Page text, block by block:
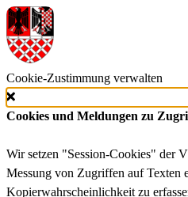
Cookie-Zustimmung verwalten
Cookies und Meldungen zu
Wir setzen "Session-Cookies" der
Messung von Zugriffen auf Texten
Kopierwahrscheinlichkeit zu